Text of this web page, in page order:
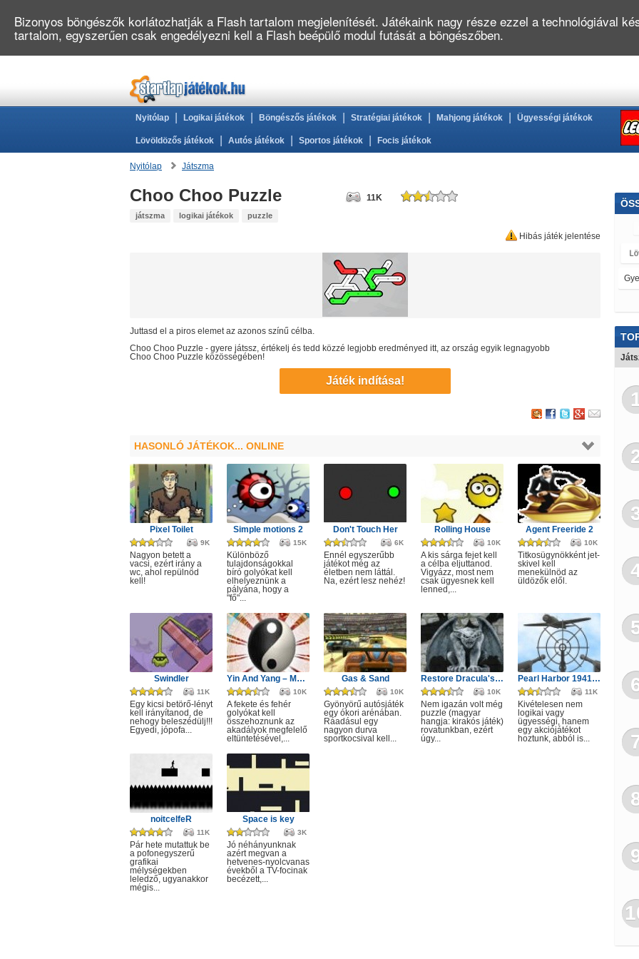
Nyitólap Logikai játékok Böngészős játékok Stratégiai játékok Mahjong játékok Ügyességi játékok
Lövöldözős játékok Autós játékok Sportos játékok Focis játékok
Nyitólap Játszma
Choo Choo Puzzle
játszma logikai játékok puzzle
11K
Hibás játék jelentése
Juttasd el a piros elemet az azonos színű célba.
Choo Choo Puzzle - gyere játssz, értékelj és tedd közzé legjobb eredményed itt, az ország egyik legnagyobb
Choo Choo Puzzle közösségében!
Játék indítása!
HASONLÓ JÁTÉKOK... ONLINE
Pixel Toilet
9K
Nagyon betett a
vacsi, ezért irány a
wc, ahol repülnöd
kell!
Simple motions 2
15K
Különböző
tulajdonságokkal
bíró golyókat kell
elhelyeznünk a
pályána, hogy a
"fő"...
Don't Touch Her
6K
Ennél egyszerűbb
játékot még az
életben nem láttál.
Na, ezért lesz nehéz!
Rolling House
10K
A kis sárga fejet kell
a célba eljuttanod.
Vigyázz, most nem
csak ügyesnek kell
lenned,...
Agent Freeride 2
10K
Titkosügynökként jet-
skivel kell
menekülnöd az
üldözők elől.
Swindler
11K
Egy kicsi betörő-lényt
kell irányítanod, de
nehogy beleszédülj!!!
Egyedi, jópofa...
Yin And Yang – Merge
10K
A fekete és fehér
golyókat kell
összehoznunk az
akadályok megfelelő
eltüntetésével,...
Gas & Sand
10K
Gyönyörű autósjáték
egy ókori arénában.
Ráadásul egy
nagyon durva
sportkocsival kell...
Restore Dracula's Castle
10K
Nem igazán volt még
puzzle (magyar
hangja: kirakós játék)
rovatunkban, ezért
úgy...
Pearl Harbor 1941V3
11K
Kivételesen nem
logikai vagy
ügyességi, hanem
egy akciójátékot
hoztunk, abból is...
noitcelfeR
11K
Pár hete mutattuk be
a pofonegyszerű
grafikai
mélységekben
leledző, ugyanakkor
mégis...
Space is key
3K
Jó néhányunknak
azért megvan a
hetvenes-nyolcvanas
évekből a TV-focinak
becézett,...
3D
Bizonyos böngészők korlátozhatják a Flash tartalom megjelenítését. Játékaink nagy része ezzel a technológiával
tartalom, egyszerűen csak engedélyezni kell a Flash beépülő modul futását a böngészőben.